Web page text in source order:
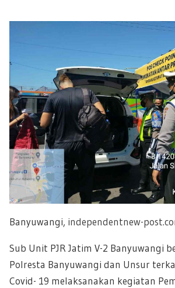
Banyuwangi, independentnew-
Sub Unit PJR Jatim V-2 Banyuwangi
Polresta Banyuwangi dan Unsur
Covid- 19 melaksanakan kegiatan